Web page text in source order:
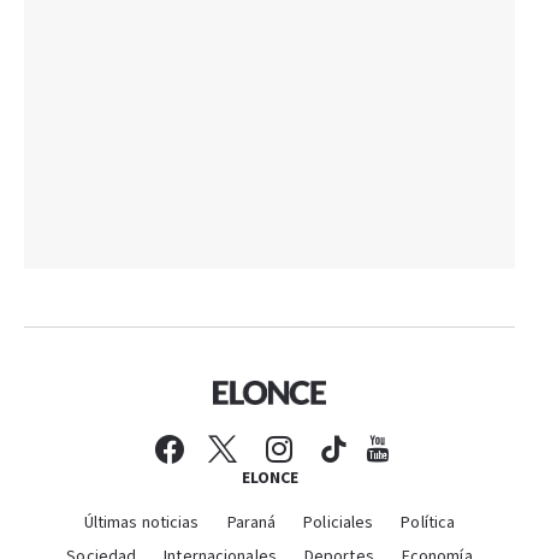
ELONCE
Últimas noticias Paraná Policiales
Política